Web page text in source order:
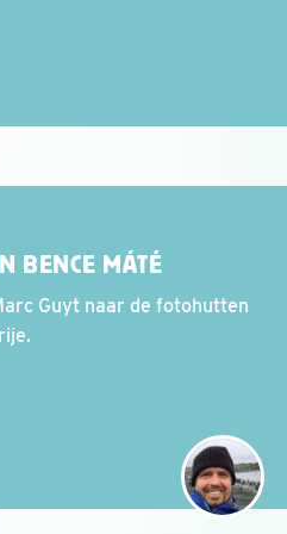
BENCE MÁTÉ
Guyt naar de fotohutten